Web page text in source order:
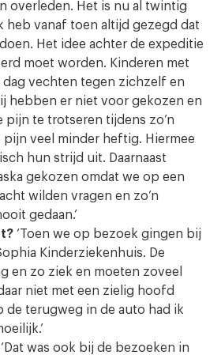
overleden. Het is nu al twintig
heb vanaf toen altijd gezegd dat
Het idee achter de expeditie
moet worden. Kinderen met
dag vechten tegen zichzelf en
hebben er niet voor gekozen en
pijn te trotseren tijdens zo’n
pijn veel minder heftig. Hiermee
hun strijd uit. Daarnaast
gekozen omdat we op een
wilden vragen en zo’n
gedaan.’
‘Toen we op bezoek gingen bij
Kinderziekenhuis. De
en zo ziek en moeten zoveel
niet met een zielig hoofd
de terugweg in de auto had ik
‘Dat was ook bij de bezoeken in